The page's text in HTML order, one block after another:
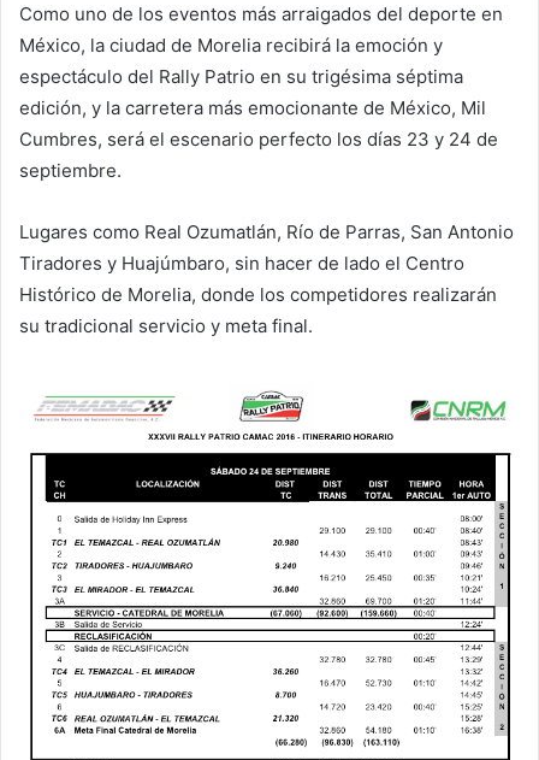
Como uno de los eventos más arraigados del deporte en
México, la ciudad de Morelia recibirá la emoción y
espectáculo del Rally Patrio en su trigésima séptima
edición, y la carretera más emocionante de México, Mil
Cumbres, será el escenario perfecto los días 23 y 24 de
septiembre.
Lugares como Real Ozumatlán, Río de Parras, San Antonio
Tiradores y Huajúmbaro, sin hacer de lado el Centro
Histórico de Morelia, donde los competidores realizarán
su tradicional servicio y meta final.